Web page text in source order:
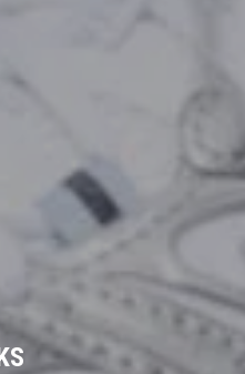
WRC DELFI